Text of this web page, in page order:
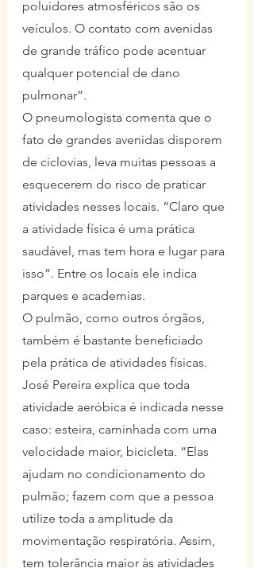
poluidores atmosféricos são os
veículos. O contato com avenidas
de grande tráfico pode acentuar
qualquer potencial de dano
pulmonar”.
O pneumologista comenta que o
fato de grandes avenidas disporem
de ciclovias, leva muitas pessoas a
esquecerem do risco de praticar
atividades nesses locais. “Claro que
a atividade física é uma prática
saudável, mas tem hora e lugar para
isso”. Entre os locais ele indica
parques e academias.
O pulmão, como outros órgãos,
também é bastante beneficiado
pela prática de atividades físicas.
José Pereira explica que toda
atividade aeróbica é indicada nesse
caso: esteira, caminhada com uma
velocidade maior, bicicleta. “Elas
ajudam no condicionamento do
pulmão; fazem com que a pessoa
utilize toda a amplitude da
movimentação respiratória. Assim,
tem tolerância maior às atividades